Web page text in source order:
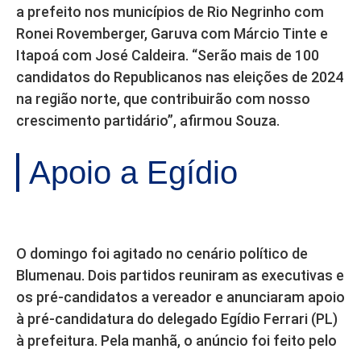
a prefeito nos municípios de Rio Negrinho com
Ronei Rovemberger, Garuva com Márcio Tinte e
Itapoá com José Caldeira. “Serão mais de 100
candidatos do Republicanos nas eleições de 2024
na região norte, que contribuirão com nosso
crescimento partidário”, afirmou Souza.
Apoio a Egídio
O domingo foi agitado no cenário político de
Blumenau. Dois partidos reuniram as executivas e
os pré-candidatos a vereador e anunciaram apoio
à pré-candidatura do delegado Egídio Ferrari (PL)
à prefeitura. Pela manhã, o anúncio foi feito pelo